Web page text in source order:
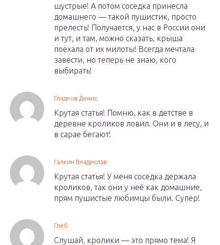
шустрые! А потом соседка принесла
домашнего — такой пушистик, просто
прелесть! Получается, у нас в России они
и тут, и там, можно сказать, крыша
поехала от их милоты! Всегда мечтала
завести, но теперь не знаю, кого
выбирать!
Гладков Денис
Крутая статья! Помню, как в детстве в
деревне кроликов ловил. Они и в лесу, и
в сарае бегают!
Галкин Владислав
Крутая статья! У меня соседка держала
кроликов, так они у неё как домашние,
прям пушистые любимцы были. Супер!
Глеб
Слушай, кролики — это прямо тема! Я